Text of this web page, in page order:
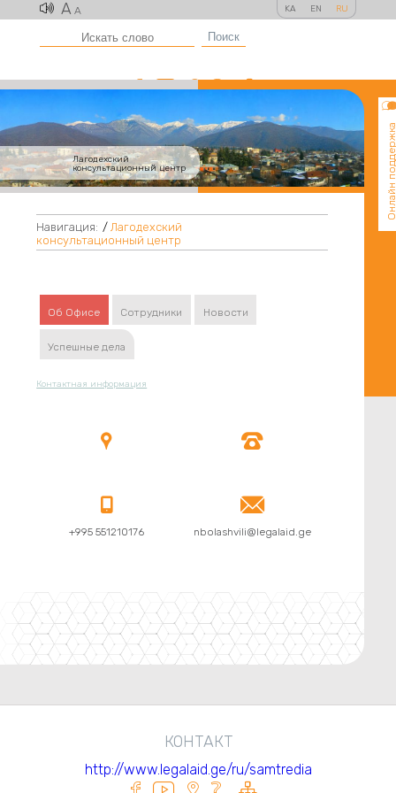
A A KA EN RU
Поиск
Лагодехский
консультационный центр
Онлайн
Навигация: / Лагодехский
консультационный центр
Об Офисе Сотрудники Новости
Успешные дела
Контактная информация
 

+995 551210176

nbolashvili@legalaid.ge
КОНТАКТ
http://www.legalaid.ge/ru/samtredia